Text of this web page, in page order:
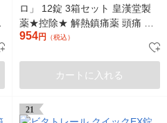
ロ」 12錠 3箱セット 皇漢堂製
薬★控除★ 解熱鎮痛薬 頭痛 生
理痛 発熱【第1類医薬品】
954円 （税込）
カートに入れる
21